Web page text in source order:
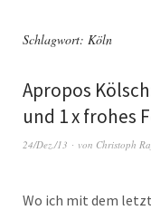
Schlagwort: Köln
Apropos
und 1 x frohes
24/Dez./13 von Christoph
Wo ich mit dem